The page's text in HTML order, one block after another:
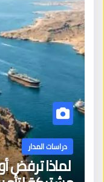
دراسات المدار
لماذا ترفض